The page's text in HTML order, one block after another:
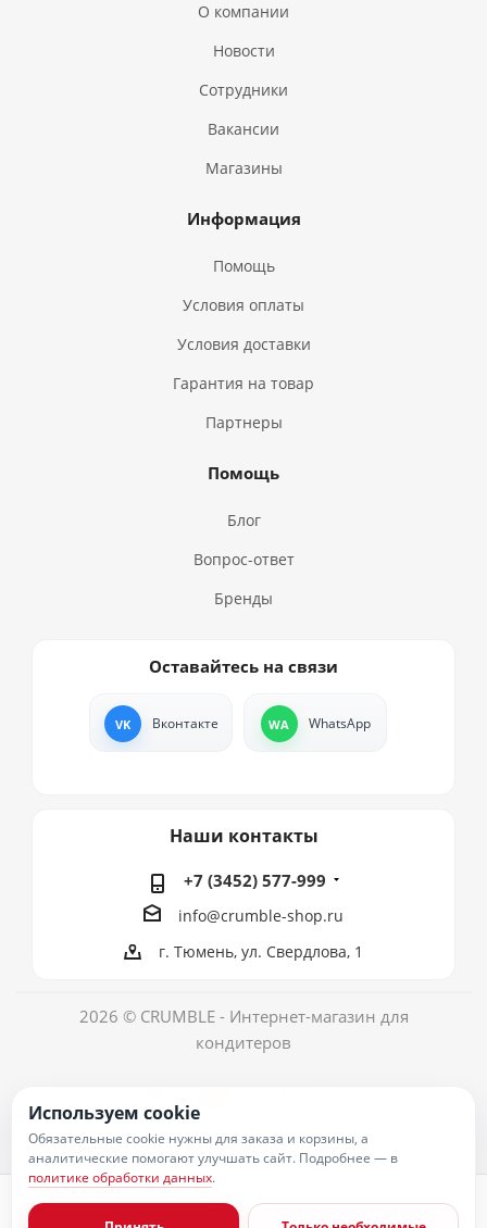
О компании
Новости
Сотрудники
Вакансии
Магазины
Информация
Помощь
Условия оплаты
Условия доставки
Гарантия на товар
Партнеры
Помощь
Блог
Вопрос-ответ
Бренды
Оставайтесь на связи
Вконтакте WhatsApp
Наши контакты
+7 (3452) 577-999
info@crumble-shop.ru
г. Тюмень, ул. Свердлова, 1
2026 © CRUMBLE - Интернет-магазин для
кондитеров
Согласие на обработку персональных данных
Используем cookie
Обязательные cookie нужны для заказа и корзины, а
аналитические помогают улучшать сайт. Подробнее — в
политике обработки данных.